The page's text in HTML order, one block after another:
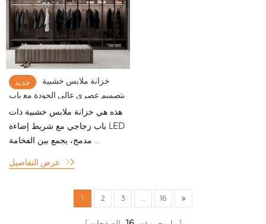
جديد
خزانة ملابس خشبية
بتصميم عصري عالي الجودة مع باب
زجاجي وخزانة ملابس مع إضاءة
LED
هذه هي خزانة ملابس خشبية ذات
باب زجاجي مع شريط إضاءة LED
عرض التفاصيل
1 2 3 16